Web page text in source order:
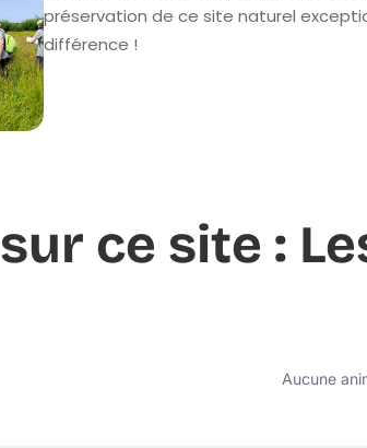
préservation de ce site naturel
différence !
ce site :
Aucune